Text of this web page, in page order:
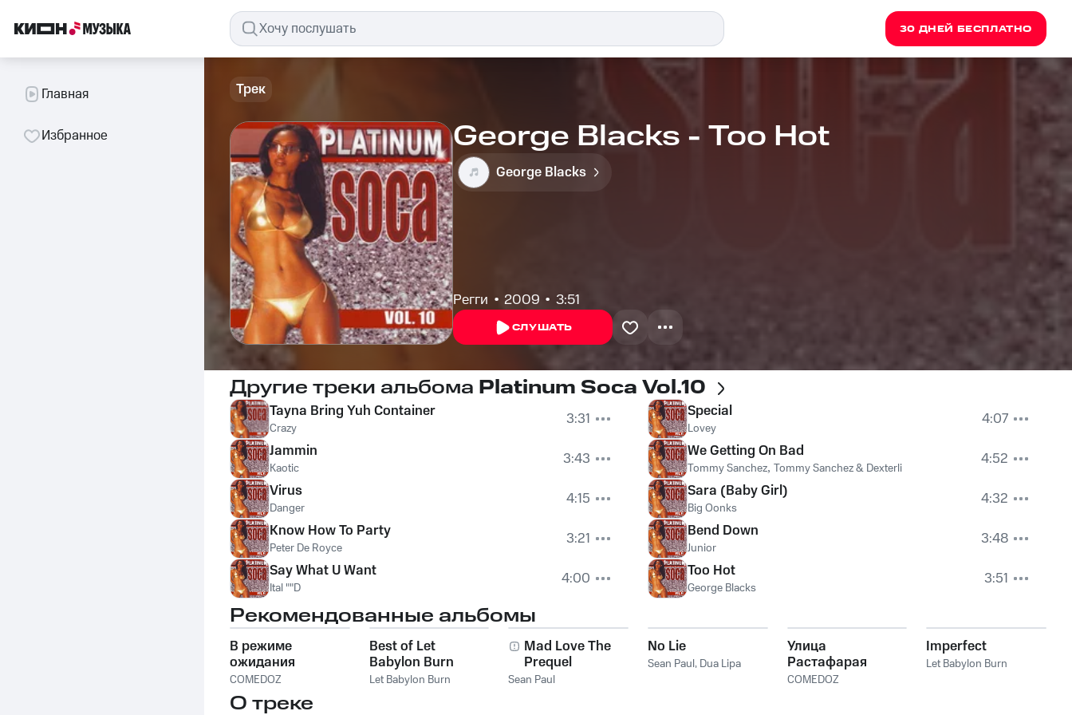
30 ДНЕЙ БЕСПЛАТНО
Главная
Избранное
Трек
George Blacks - Too Hot
George Blacks
Регги 2009 3:51
СЛУШАТЬ
Другие треки альбома Platinum Soca Vol.10
Tayna Bring Yuh Container
Crazy
3:31
Jammin
Kaotic
3:43
Virus
Danger
4:15
Know How To Party
Peter De Royce
3:21
Say What U Want
Ital ""D 4:00
Special
Lovey
4:07
We Getting On Bad
Tommy Sanchez, Tommy Sanchez & Dexterli
4:52
Sara (Baby Girl)
Big Oonks
4:32
Bend Down
Junior
3:48
Too Hot
George Blacks 3:51
Рекомендованные альбомы
В режиме
ожидания
COMEDOZ
Best of Let
Babylon Burn
Let Babylon Burn
Mad Love The
Prequel
Sean Paul
No Lie
Sean Paul, Dua Lipa
Улица
Растафарая
COMEDOZ
Imperfect
Let Babylon Burn
О треке